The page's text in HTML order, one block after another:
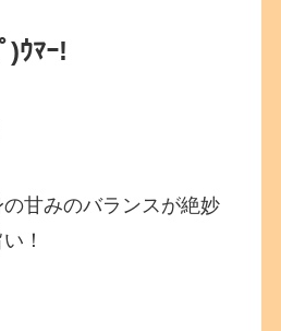
)ｳﾏｰ!
甘みのバランスが絶妙
！